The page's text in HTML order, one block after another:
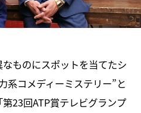
ものにスポットを当てたシ
系コメディーミステリー”と
23回ATP賞テレビグランプ